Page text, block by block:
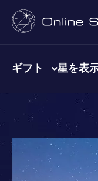
ギフト 星を表